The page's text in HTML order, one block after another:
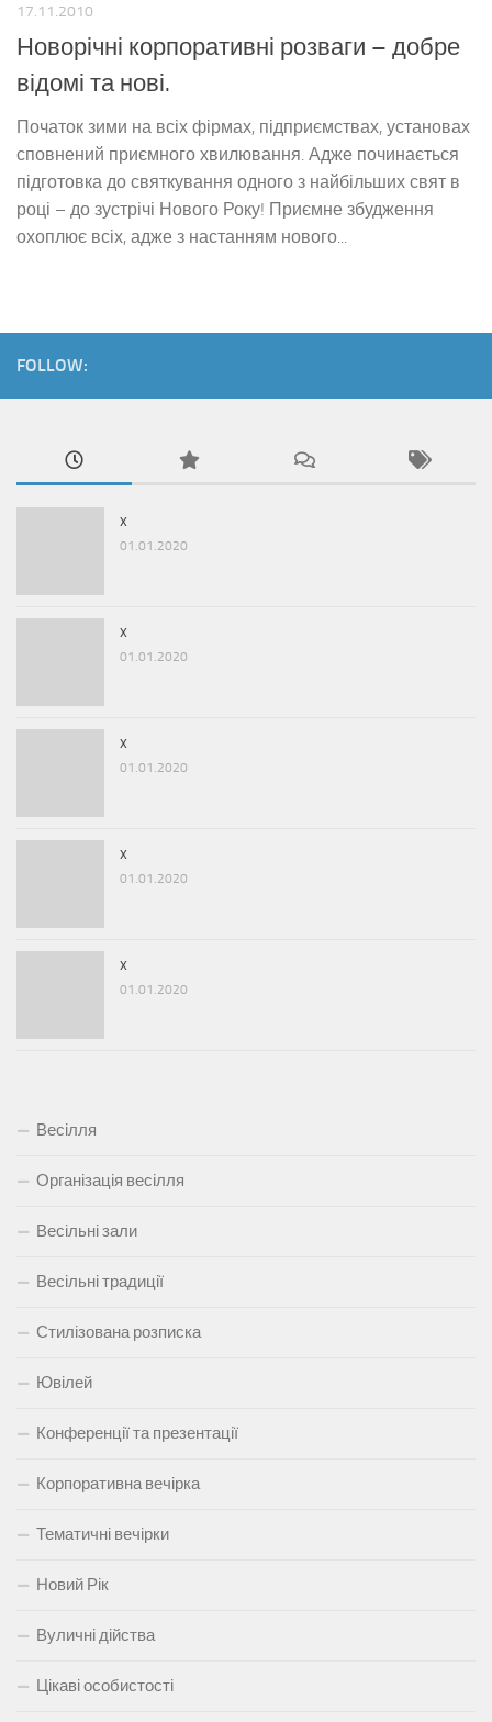
17.11.2010
Новорічні корпоративні розваги – добре
відомі та нові.
Початок зими на всіх фірмах, підприємствах, установах
сповнений приємного хвилювання. Адже починається
підготовка до святкування одного з найбільших свят в
році – до зустрічі Нового Року! Приємне збудження
охоплює всіх, адже з настанням нового...
FOLLOW:
x
01.01.2020
x
01.01.2020
x
01.01.2020
x
01.01.2020
x
01.01.2020
Весілля
Організація весілля
Весільні зали
Весільні традиції
Стилізована розписка
Ювілей
Конференції та презентації
Корпоративна вечірка
Тематичні вечірки
Новий Рік
Вуличні дійства
Цікаві особистості